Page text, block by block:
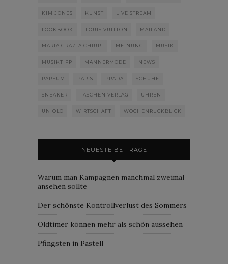
KIM JONES KUNST LIVE STREAM
LOOKBOOK LOUIS VUITTON MAILAND
MARIA GRAZIA CHIURI MEINUNG MUSIK
MUSIKTIPP MÄNNERMODE NEWS
PARFUM PARIS PRADA SCHUHE
SNEAKER TASCHEN VERLAG UHREN
UNIQLO WIRTSCHAFT WOCHENRÜCKBLICK
NEUESTE BEITRÄGE
Warum man Kampagnen manchmal zweimal
ansehen sollte
Der schönste Kontrollverlust des Sommers
Oldtimer können mehr als schön aussehen
Pfingsten in Pastell